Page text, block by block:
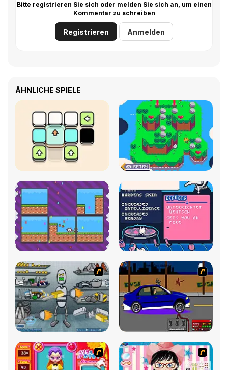
Bitte registrieren Sie sich oder melden Sie sich an, um einen
Kommentar zu schreiben
Registrieren Anmelden
ÄHNLICHE SPIELE